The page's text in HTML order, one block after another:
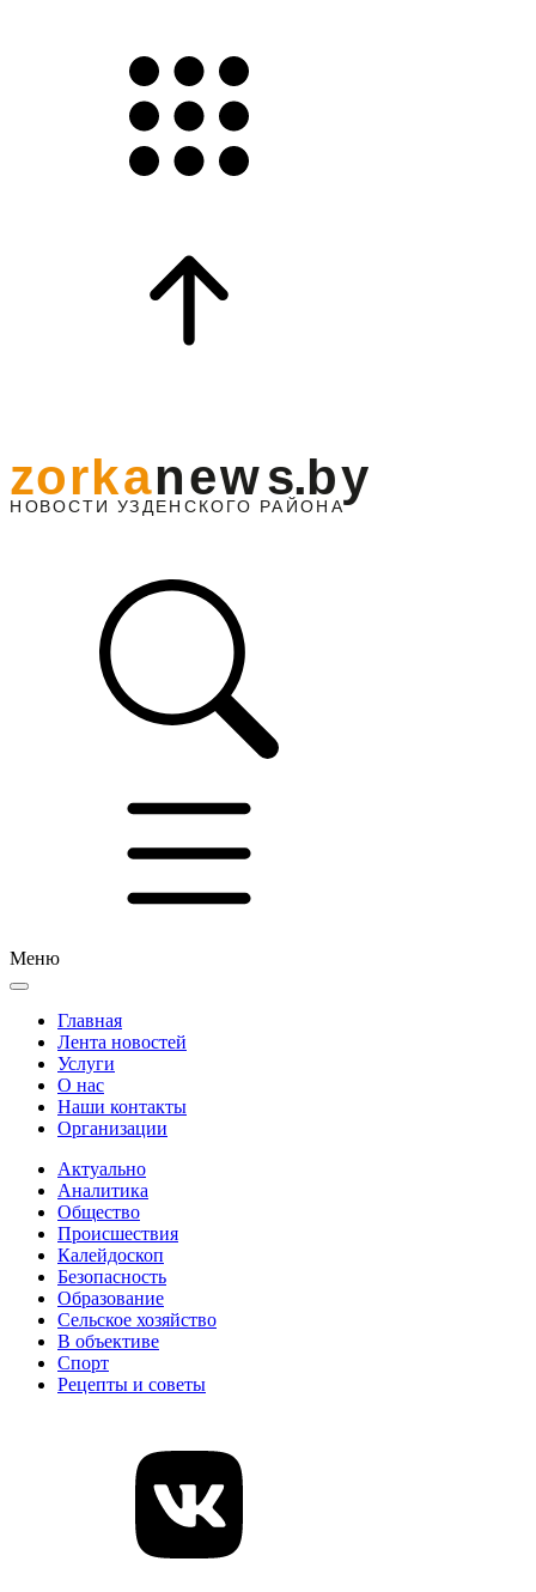
Меню
Главная
Лента новостей
Услуги
О нас
Наши контакты
Организации
Актуально
Аналитика
Общество
Происшествия
Калейдоскоп
Безопасность
Образование
Сельское хозяйство
В объективе
Спорт
Рецепты и советы